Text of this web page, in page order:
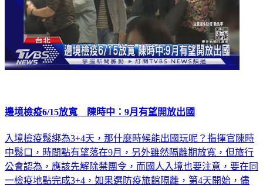
邊境檢疫6/15放寬 陳時中：9月有望開放出國
入境檢疫鬆綁為3+4天，那什麼時候能出國玩呢？指揮官陳時
中鬆口，時間點有望落在9月，另外雖然隔離期放寬，但旅行
公會認為，應該先解除禁團令，而國人入境也要注意，要在同
一檢疫地點完成3+4，如果選防疫旅館隔離，第4天開始，儘